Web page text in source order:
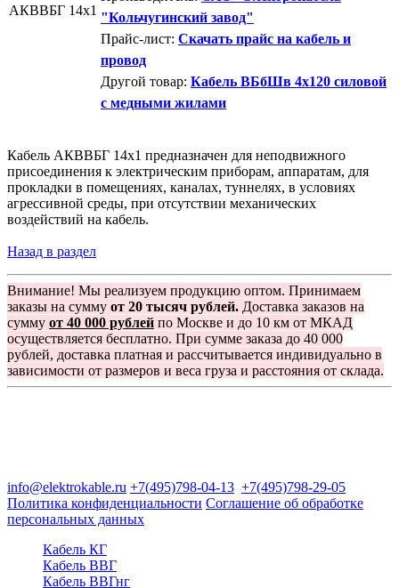
"Кольчугинский завод"
Прайс-лист: Скачать прайс на кабель и
провод
Другой товар: Кабель ВБбШв 4х120 силовой
с медными жилами
Кабель АКВВБГ 14х1 предназначен для неподвижного
присоединения к электрическим приборам, аппаратам, для
прокладки в помещениях, каналах, туннелях, в условиях
агрессивной среды, при отсутствии механических
воздействий на кабель.
Назад в раздел
Внимание! Мы реализуем продукцию оптом. Принимаем
заказы на сумму от 20 тысяч рублей. Доставка заказов на
сумму от 40 000 рублей по Москве и до 10 км от МКАД
осуществляется бесплатно. При сумме заказа до 40 000
рублей, доставка платная и рассчитывается индивидуально в
зависимости от размеров и веса груза и расстояния от склада.
info@elektrokable.ru +7(495)798-04-13 +7(495)798-29-05
Политика конфиденциальности Соглашение об обработке
персональных данных
Кабель КГ
Кабель ВВГ
Кабель ВВГнг